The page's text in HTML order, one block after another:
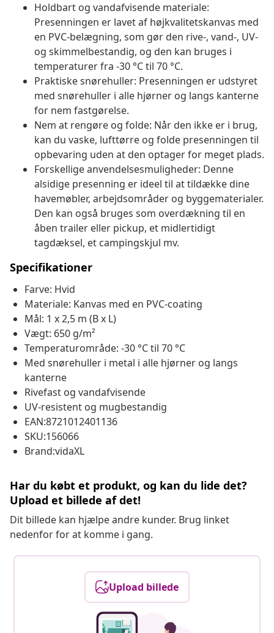
Holdbart og vandafvisende materiale:
Presenningen er lavet af højkvalitetskanvas med
en PVC-belægning, som gør den rive-, vand-, UV-
og skimmelbestandig, og den kan bruges i
temperaturer fra -30 °C til 70 °C.
Praktiske snørehuller: Presenningen er udstyret
med snørehuller i alle hjørner og langs kanterne
for nem fastgørelse.
Nem at rengøre og folde: Når den ikke er i brug,
kan du vaske, lufttørre og folde presenningen til
opbevaring uden at den optager for meget plads.
Forskellige anvendelsesmuligheder: Denne
alsidige presenning er ideel til at tildække dine
havemøbler, arbejdsområder og byggematerialer.
Den kan også bruges som overdækning til en
åben trailer eller pickup, et midlertidigt
tagdæksel, et campingskjul mv.
Specifikationer
Farve: Hvid
Materiale: Kanvas med en PVC-coating
Mål: 1 x 2,5 m (B x L)
Vægt: 650 g/m²
Temperaturområde: -30 °C til 70 °C
Med snørehuller i metal i alle hjørner og langs
kanterne
Rivefast og vandafvisende
UV-resistent og mugbestandig
EAN:8721012401136
SKU:156066
Brand:vidaXL
Har du købt et produkt, og kan du lide det?
Upload et billede af det!
Dit billede kan hjælpe andre kunder. Brug linket
nedenfor for at komme i gang.
Upload billede